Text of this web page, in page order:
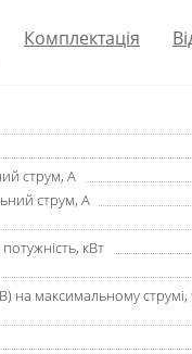
Комплектація
струм, А
струм, А
кВт
на максимальному струмі,